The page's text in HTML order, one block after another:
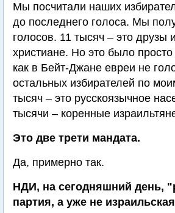
Мы посчитали наших
до последнего голоса. Мы
голосов. 11 тысяч – это друзы
христиане. Но это было просто
как в Бейт-Джане евреи не
остальных избирателей по
тысяч – это русскоязычное
тысячи – коренные
Это две трети мандата.
Да, примерно так.
НДИ, на сегодняшний день,
партия, а уже не